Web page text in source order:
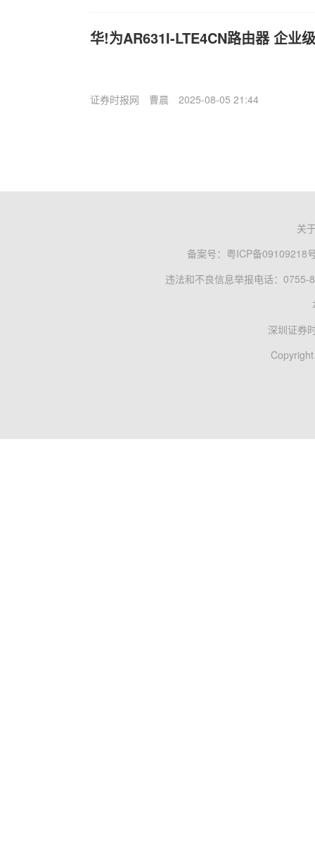
华!为AR631I-LTE4CN路由器 企业
证券时报网 曹晨 2025-08-05 21:44
关
备案号： 粤ICP备09109218
违法和不良信息举报电话：0755-
深圳证券